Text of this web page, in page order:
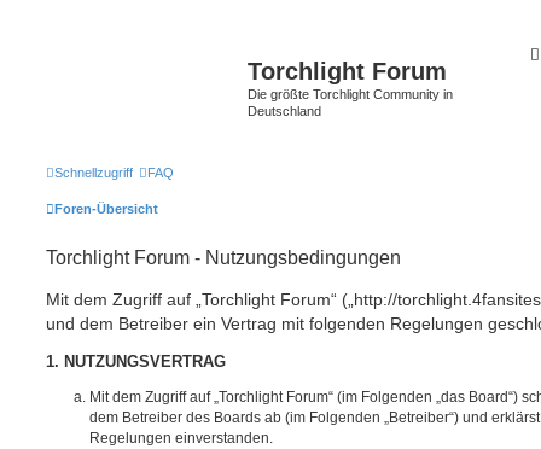
Torchlight Forum
Die größte Torchlight Community in
Deutschland
Schnellzugriff FAQ
Foren-Übersicht
Torchlight Forum - Nutzungsbedingungen
Mit dem Zugriff auf „Torchlight Forum“ („http://
und dem Betreiber ein Vertrag mit folgenden Regelungen
1. NUTZUNGSVERTRAG
Mit dem Zugriff auf „Torchlight Forum“ (im Folgenden „das Board“)
dem Betreiber des Boards ab (im Folgenden „Betreiber“) und
Regelungen einverstanden.